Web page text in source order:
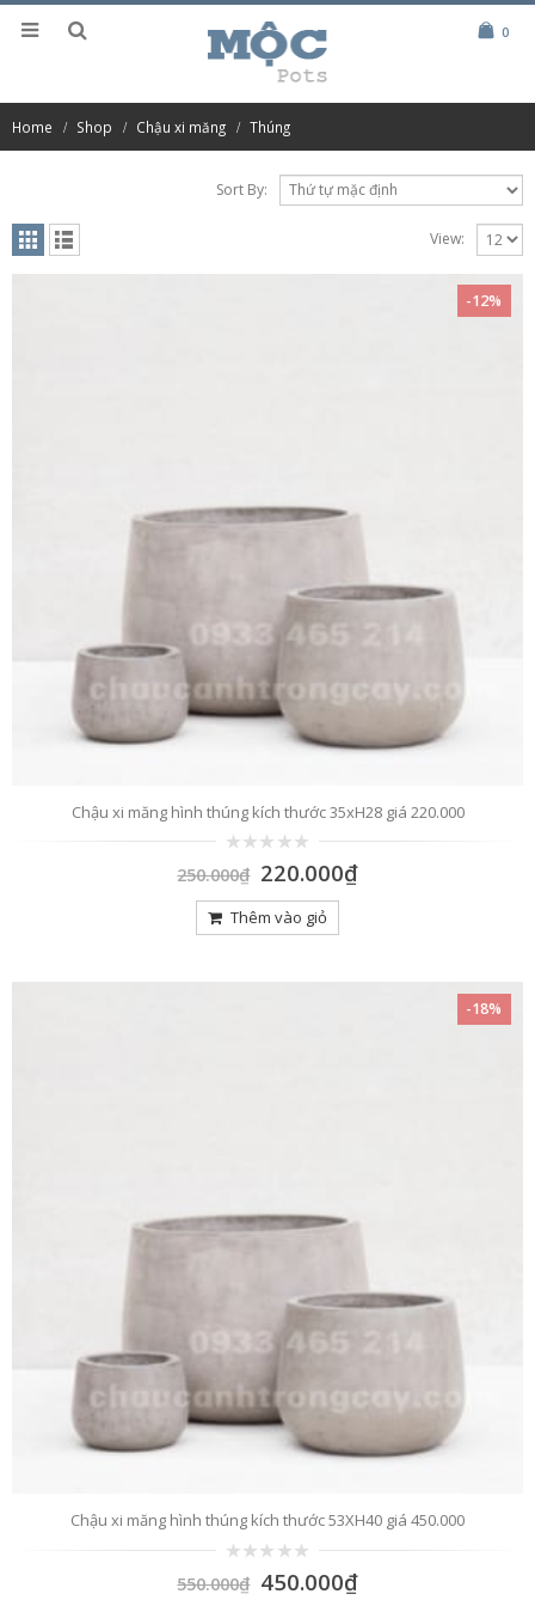
0
Home Shop Chậu xi măng Thúng
Sort By:
View:
-12%
Chậu xi măng hình thúng kích thước 35xH28 giá 220.000
trên
250.000₫ 220.000₫
Thêm vào giỏ
-18%
Chậu xi măng hình thúng kích thước 53XH40 giá 450.000
trên
550.000₫ 450.000₫